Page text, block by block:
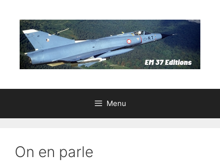
contenu
Menu
On en parle